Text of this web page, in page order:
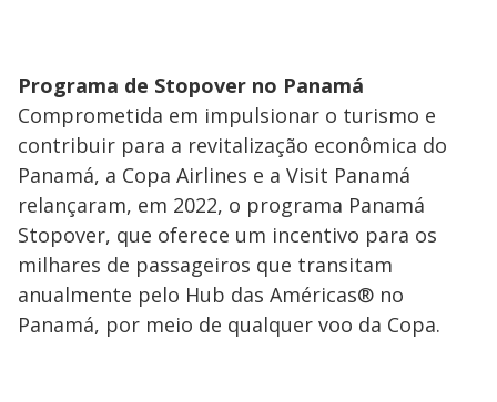
Programa de Stopover no Panamá
Comprometida em impulsionar o turismo e
contribuir para a revitalização econômica do
Panamá, a Copa Airlines e a Visit Panamá
relançaram, em 2022, o programa Panamá
Stopover, que oferece um incentivo para os
milhares de passageiros que transitam
anualmente pelo Hub das Américas® no
Panamá, por meio de qualquer voo da Copa.